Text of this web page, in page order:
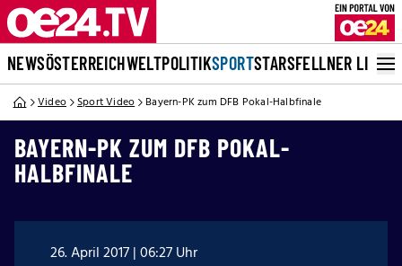
NEWSÖSTERREICHWELTPOLITIKSPORTSTARSFELLNER LIVE
Video Sport Video Bayern-PK zum DFB Pokal-Halbfinale
BAYERN-PK ZUM DFB POKAL-
HALBFINALE
26. April 2017 | 06:27 Uhr